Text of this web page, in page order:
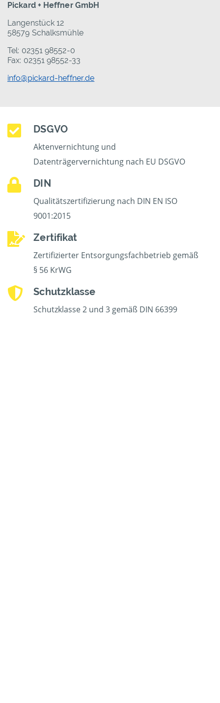
Pickard + Heffner GmbH
Langenstück 12
58579 Schalksmühle
Tel: 02351 98552-0
Fax: 02351 98552-33
info@pickard-heffner.de
DSGVO
Aktenvernichtung und
Datenträgervernichtung nach EU DSGVO
DIN
Qualitätszertifizierung nach DIN EN ISO
9001:2015
Zertifikat
Zertifizierter Entsorgungsfachbetrieb gemäß
§ 56 KrWG
Schutzklasse
Schutzklasse 2 und 3 gemäß DIN 66399